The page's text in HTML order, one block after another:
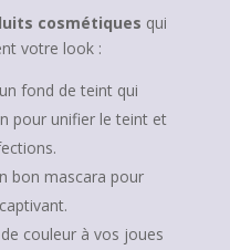
cosmétiques qui
votre look :
fond de teint qui
pour unifier le teint et
bon mascara pour
couleur à vos joues